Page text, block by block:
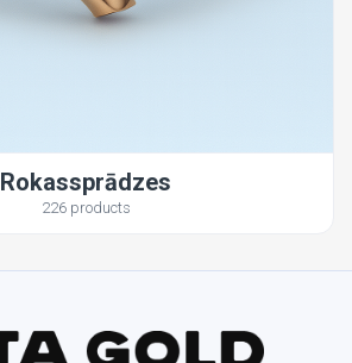
Rokassprādzes
226 products